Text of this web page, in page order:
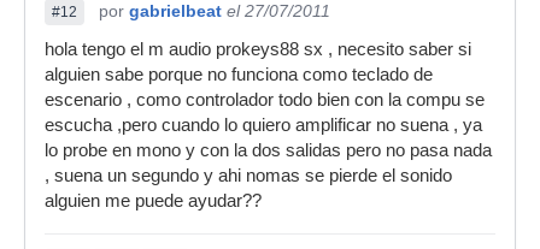
#12 por gabrielbeat el 27/07/2011
hola tengo el m audio prokeys88 sx , necesito saber si
alguien sabe porque no funciona como teclado de
escenario , como controlador todo bien con la compu se
escucha ,pero cuando lo quiero amplificar no suena , ya
lo probe en mono y con la dos salidas pero no pasa nada
, suena un segundo y ahi nomas se pierde el sonido
alguien me puede ayudar??